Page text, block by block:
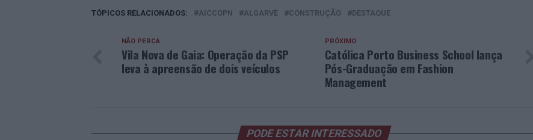
TÓPICOS RELACIONADOS: AICCOPN ALGARVE CONSTRUÇÃO DESTAQUE
PRÓXIMO
Católica Porto Business School lança
Pós-Graduação em Fashion
Management
NÃO PERCA
Vila Nova de Gaia: Operação da PSP
leva à apreensão de dois veículos
PODE ESTAR INTERESSADO